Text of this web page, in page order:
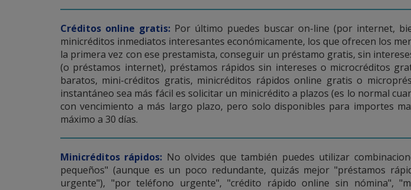
Créditos online gratis: Por último puedes buscar on-line (por internet,
minicréditos inmediatos interesantes económicamente, los que ofrecen los
la primera vez con ese prestamista, conseguir un préstamo gratis, sin
(o préstamos internet), préstamos rápidos sin intereses o microcréditos
baratos, mini-créditos gratis, minicréditos rápidos online gratis o
instantáneo sea más fácil es solicitar un minicrédito a plazos (es lo normal
con vencimiento a más largo plazo, pero solo disponibles para importes
máximo a 30 días.
Minicréditos rápidos: No olvides que también puedes utilizar
pequeños" (aunque es un poco redundante, quizás mejor "préstamos
urgente"), "por teléfono urgente", "crédito rápido online sin nómina",